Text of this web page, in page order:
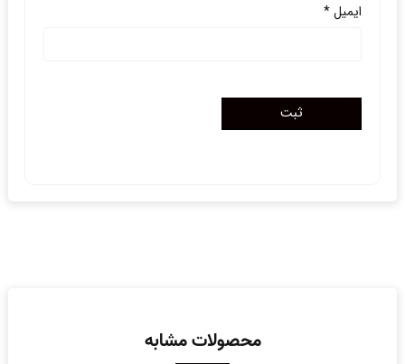
ایمیل*
محصولات مشابه